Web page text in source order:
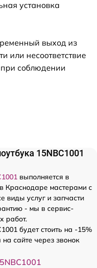
установка
выход из
или несоответствие
соблюдении
15NBC1001
выполняется в
Краснодаре мастерами с
виды услуг и запчасти
- мы в сервис-
работ.
будет стоить на -15%
сайте через звонок